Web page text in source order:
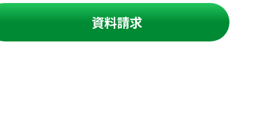
資料請求